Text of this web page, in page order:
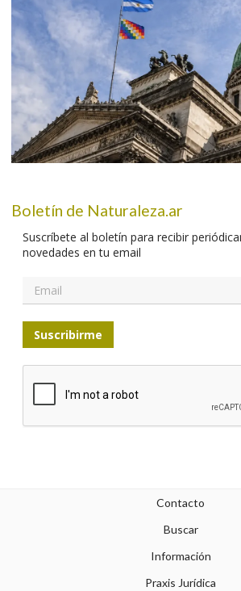
Boletín de Naturaleza.ar
Suscríbete al boletín para recibir
novedades en tu email
Suscribirme
Contacto
Buscar
Información
Praxis Jurídica